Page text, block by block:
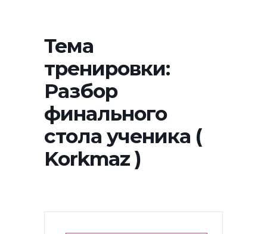
Тема
тренировки:
Разбор
финального
стола ученика (
Korkmaz )